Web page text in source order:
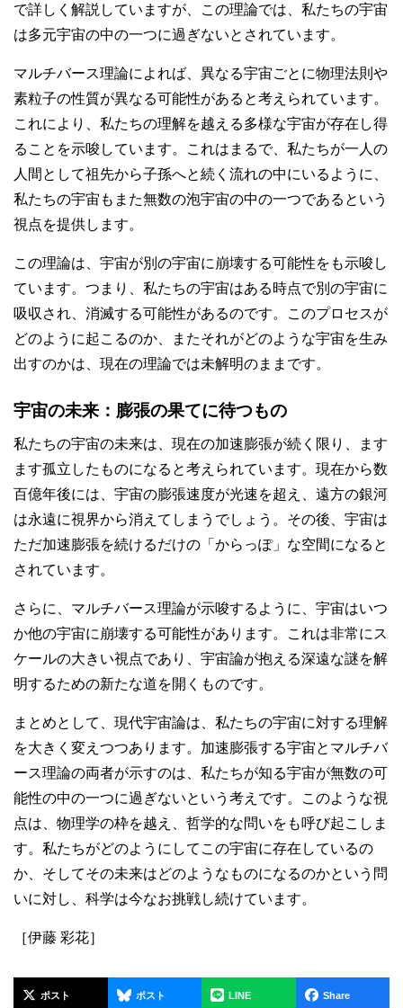
で詳しく解説していますが、この理論では、私たちの宇宙
は多元宇宙の中の一つに過ぎないとされています。
マルチバース理論によれば、異なる宇宙ごとに物理法則や
素粒子の性質が異なる可能性があると考えられています。
これにより、私たちの理解を越える多様な宇宙が存在し得
ることを示唆しています。これはまるで、私たちが一人の
人間として祖先から子孫へと続く流れの中にいるように、
私たちの宇宙もまた無数の泡宇宙の中の一つであるという
視点を提供します。
この理論は、宇宙が別の宇宙に崩壊する可能性をも示唆し
ています。つまり、私たちの宇宙はある時点で別の宇宙に
吸収され、消滅する可能性があるのです。このプロセスが
どのように起こるのか、またそれがどのような宇宙を生み
出すのかは、現在の理論では未解明のままです。
宇宙の未来：膨張の果てに待つもの
私たちの宇宙の未来は、現在の加速膨張が続く限り、ます
ます孤立したものになると考えられています。現在から数
百億年後には、宇宙の膨張速度が光速を超え、遠方の銀河
は永遠に視界から消えてしまうでしょう。その後、宇宙は
ただ加速膨張を続けるだけの「からっぽ」な空間になると
されています。
さらに、マルチバース理論が示唆するように、宇宙はいつ
か他の宇宙に崩壊する可能性があります。これは非常にス
ケールの大きい視点であり、宇宙論が抱える深遠な謎を解
明するための新たな道を開くものです。
まとめとして、現代宇宙論は、私たちの宇宙に対する理解
を大きく変えつつあります。加速膨張する宇宙とマルチバ
ース理論の両者が示すのは、私たちが知る宇宙が無数の可
能性の中の一つに過ぎないという考えです。このような視
点は、物理学の枠を越え、哲学的な問いをも呼び起こしま
す。私たちがどのようにしてこの宇宙に存在しているの
か、そしてその未来はどのようなものになるのかという問
いに対し、科学は今なお挑戦し続けています。
［伊藤 彩花］
ポスト ポスト LINE Share